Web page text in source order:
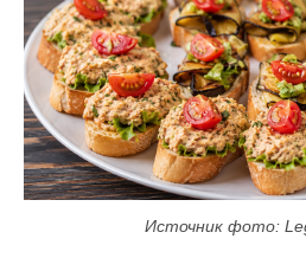
Источник фото: